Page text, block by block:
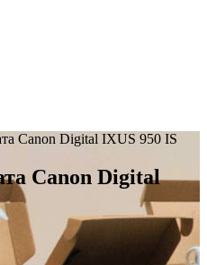
Canon Digital IXUS 950 IS
Canon Digital